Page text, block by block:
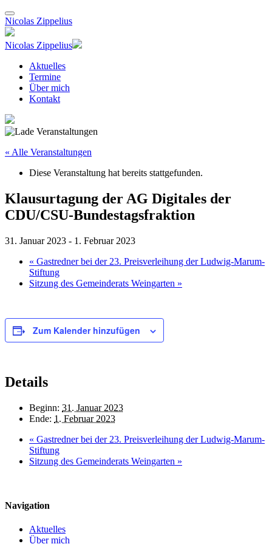
Nicolas Zippelius
Nicolas Zippelius
Aktuelles
Termine
Über mich
Kontakt
« Alle Veranstaltungen
Diese Veranstaltung hat bereits stattgefunden.
Klausurtagung der AG Digitales der
CDU/CSU-Bundestagsfraktion
31. Januar 2023 - 1. Februar 2023
« Gastredner bei der 23. Preisverleihung der Ludwig-Marum-
Stiftung
Sitzung des Gemeinderats Weingarten »
Zum Kalender hinzufügen
Details
Beginn: 31. Januar 2023
Ende: 1. Februar 2023
« Gastredner bei der 23. Preisverleihung der Ludwig-Marum-
Stiftung
Sitzung des Gemeinderats Weingarten »
Navigation
Aktuelles
Über mich